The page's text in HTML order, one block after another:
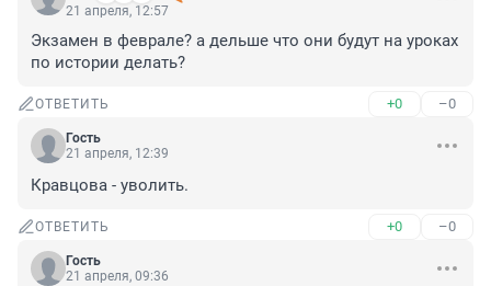
21 апреля, 12:57
Экзамен в феврале? а дельше что они будут на уроках
по истории делать?
ОТВЕТИТЬ +0 –0
Гость
21 апреля, 12:39
Кравцова - уволить.
ОТВЕТИТЬ +0 –0
Гость
21 апреля, 09:36